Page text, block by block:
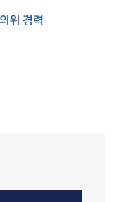
위 경력